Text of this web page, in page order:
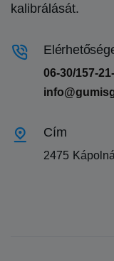
kalibrálását.
06-30/157-
Cím
2475